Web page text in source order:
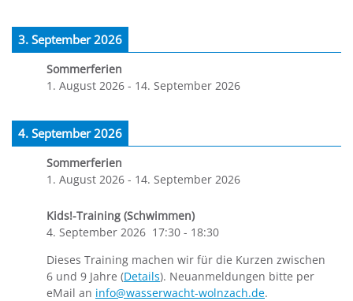
3. September 2026
Sommerferien
1. August 2026 - 14. September 2026
4. September 2026
Sommerferien
1. August 2026 - 14. September 2026
Kids!-Training (Schwimmen)
4. September 2026 17:30 - 18:30
Dieses Training machen wir für die Kurzen zwischen
6 und 9 Jahre (Details). Neuanmeldungen bitte per
eMail an info@wasserwacht-wolnzach.de.